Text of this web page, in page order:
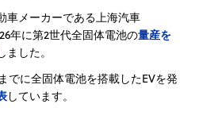
車メーカーである上海汽車
年に第2世代全固体電池の量産を
ました。
でに全固体電池を搭載したEVを発
しています。